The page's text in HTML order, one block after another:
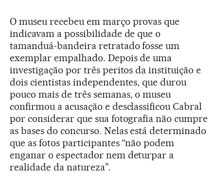
O museu recebeu em março provas que
indicavam a possibilidade de que o
tamanduá-bandeira retratado fosse um
exemplar empalhado. Depois de uma
investigação por três peritos da instituição e
dois cientistas independentes, que durou
pouco mais de três semanas, o museu
confirmou a acusação e desclassificou Cabral
por considerar que sua fotografia não cumpre
as bases do concurso. Nelas está determinado
que as fotos participantes “não podem
enganar o espectador nem deturpar a
realidade da natureza”.